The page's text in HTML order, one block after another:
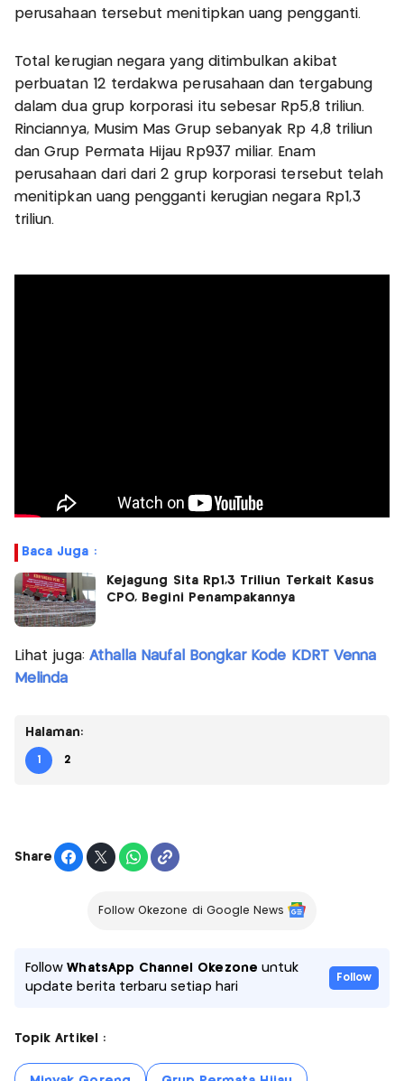
perusahaan tersebut menitipkan uang pengganti.
Total kerugian negara yang ditimbulkan akibat
perbuatan 12 terdakwa perusahaan dan tergabung
dalam dua grup korporasi itu sebesar Rp5,8 triliun.
Rinciannya, Musim Mas Grup sebanyak Rp 4,8 triliun
dan Grup Permata Hijau Rp937 miliar. Enam
perusahaan dari dari 2 grup korporasi tersebut telah
menitipkan uang pengganti kerugian negara Rp1,3
triliun.
Baca Juga :
Kejagung Sita Rp1,3 Triliun Terkait Kasus
CPO, Begini Penampakannya
Lihat juga: Athalla Naufal Bongkar Kode KDRT Venna
Melinda
Halaman:
1 2
Share
Follow Okezone di Google News
FollowWhatsApp Channel Okezone untuk
update berita terbaru setiap hari
Follow
Topik Artikel :